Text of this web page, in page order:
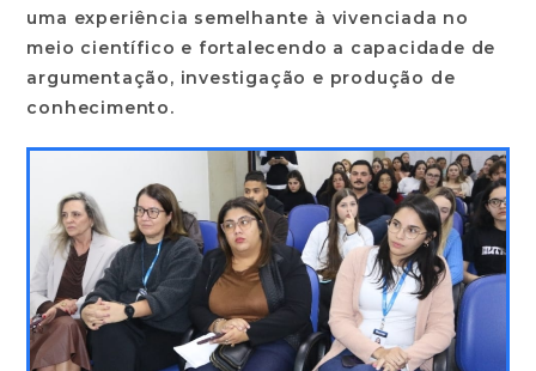
uma experiência semelhante à vivenciada no
meio científico e fortalecendo a capacidade de
argumentação, investigação e produção de
conhecimento.